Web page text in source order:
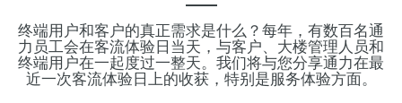
终端用户和客户的真正需求是什么？每年，有数百名通
力员工会在客流体验日当天，与客户、大楼管理人员和
终端用户在一起度过一整天。我们将与您分享通力在最
近一次客流体验日上的收获，特别是服务体验方面。